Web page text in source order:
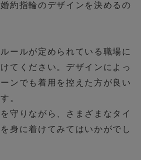
約指輪のデザインを決めるの
ールが定められている職場に
てください。デザインによっ
ンでも着用を控えた方が良い
。
守りながら、さまざまなタイ
身に着けてみてはいかがでし